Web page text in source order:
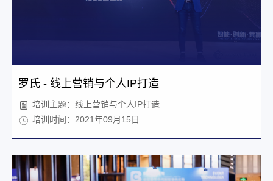
罗氏 - 线上营销与个人IP打造
培训主题：线上营销与个人IP打造
培训时间：2021年09月15日